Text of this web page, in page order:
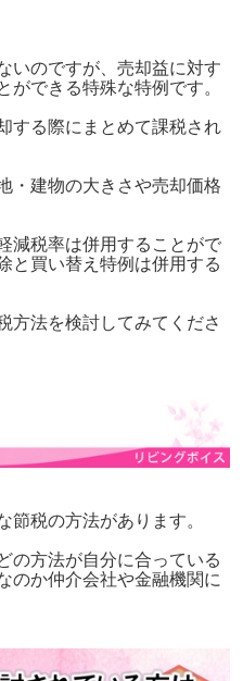
いのですが、売却益に対す
ができる特殊な特例です。
する際にまとめて課税され
・建物の大きさや売却価格
減税率は併用することがで
と買い替え特例は併用する
方法を検討してみてくださ
節税の方法があります。
の方法が自分に合っている
のか仲介会社や金融機関に